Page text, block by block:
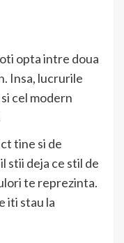
opta intre doua
Insa, lucrurile
cel modern
tine si de
stii deja ce stil de
te reprezinta.
iti stau la